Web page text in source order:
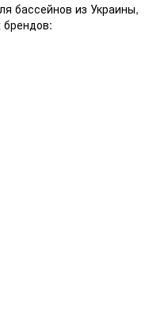
бассейнов из Украины,
брендов: